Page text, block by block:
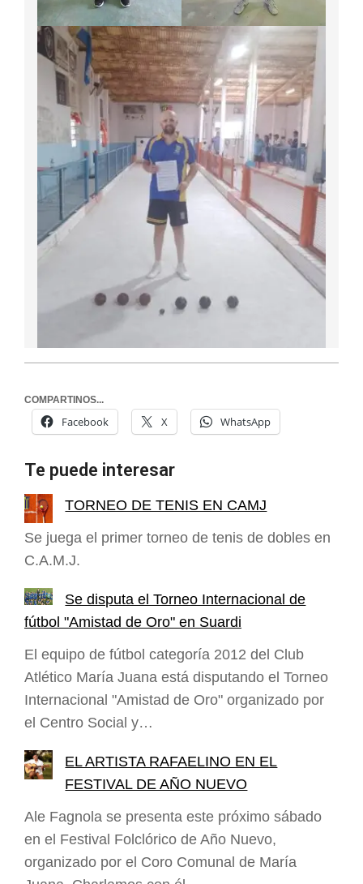
COMPARTINOS...
Facebook X WhatsApp
Te puede interesar
TORNEO DE TENIS EN CAMJ
Se juega el primer torneo de tenis de dobles en
C.A.M.J.
Se disputa el Torneo Internacional de
fútbol "Amistad de Oro" en Suardi
El equipo de fútbol categoría 2012 del Club
Atlético María Juana está disputando el Torneo
Internacional "Amistad de Oro" organizado por
el Centro Social y…
EL ARTISTA RAFAELINO EN EL
FESTIVAL DE AÑO NUEVO
Ale Fagnola se presenta este próximo sábado
en el Festival Folclórico de Año Nuevo,
organizado por el Coro Comunal de María